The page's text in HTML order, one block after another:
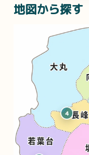
地図から探す
4